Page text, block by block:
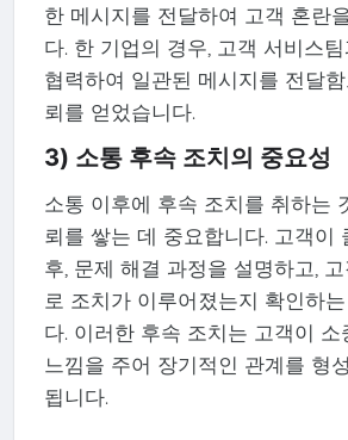
한 메시지를 전달하여 고객 혼란
다. 한 기업의 경우, 고객 서비스
협력하여 일관된 메시지를 전달
뢰를 얻었습니다.
3) 소통 후속 조치의 중요성
소통 이후에 후속 조치를 취하는
뢰를 쌓는 데 중요합니다. 고객이
후, 문제 해결 과정을 설명하고,
로 조치가 이루어졌는지 확인하
다. 이러한 후속 조치는 고객이
느낌을 주어 장기적인 관계를 형
됩니다.